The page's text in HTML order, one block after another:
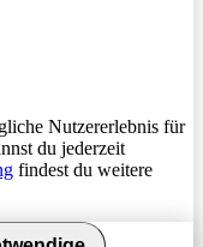
Nutzererlebnis für
du jederzeit
findest du weitere